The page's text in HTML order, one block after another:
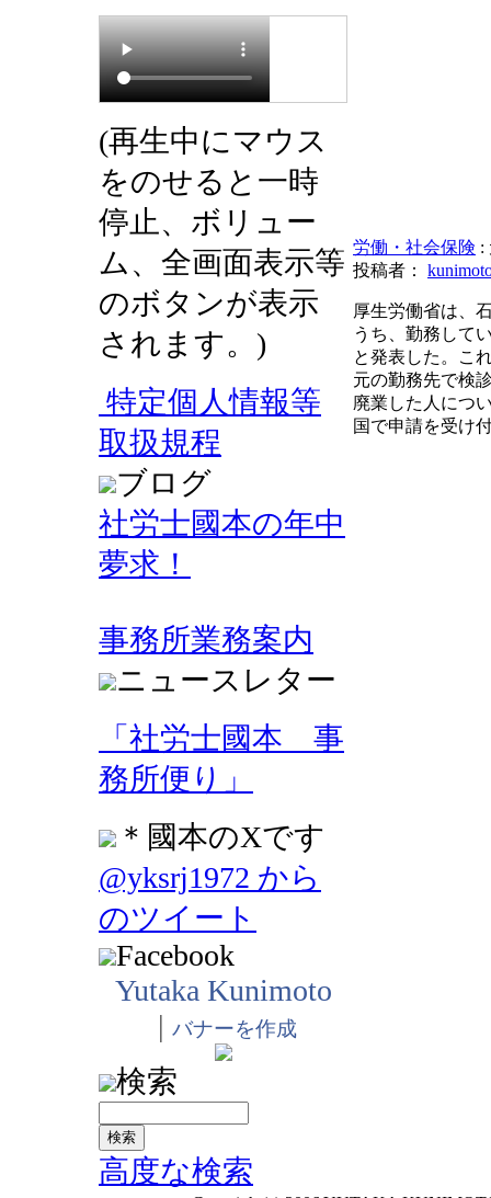
(再生中にマウス
をのせると一時
停止、ボリュー
ム、全画面表示等
のボタンが表示
されます。)
特定個人情報等
取扱規程
ブログ
社労士國本の年中
夢求！
事務所業務案内
ニュースレター
「社労士國本 事
務所便り」
＊國本のXです
@yksrj1972 から
のツイート
Facebook
Yutaka Kunimoto
| バナーを作成
検索
高度な検索
労働・社会保険 :
投稿者：
厚生労働省は、
うち、勤務して
と発表した。こ
元の勤務先で検
廃業した人につ
国で申請を受け